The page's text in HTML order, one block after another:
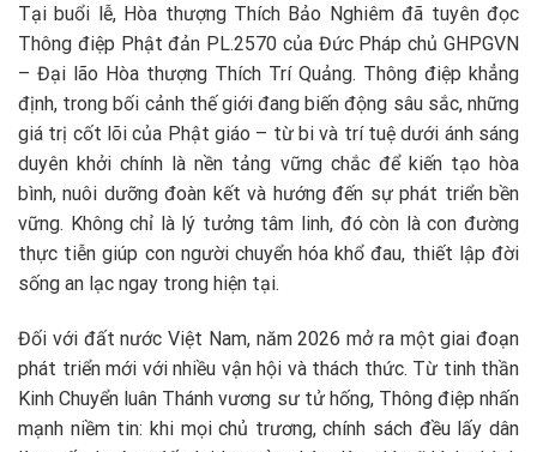
Tại buổi lễ, Hòa thượng Thích Bảo Nghiêm đã tuyên đọc
Thông điệp Phật đản PL.2570 của Đức Pháp chủ GHPGVN
– Đại lão Hòa thượng Thích Trí Quảng. Thông điệp khẳng
định, trong bối cảnh thế giới đang biến động sâu sắc, những
giá trị cốt lõi của Phật giáo – từ bi và trí tuệ dưới ánh sáng
duyên khởi chính là nền tảng vững chắc để kiến tạo hòa
bình, nuôi dưỡng đoàn kết và hướng đến sự phát triển bền
vững. Không chỉ là lý tưởng tâm linh, đó còn là con đường
thực tiễn giúp con người chuyển hóa khổ đau, thiết lập đời
sống an lạc ngay trong hiện tại.
Đối với đất nước Việt Nam, năm 2026 mở ra một giai đoạn
phát triển mới với nhiều vận hội và thách thức. Từ tinh thần
Kinh Chuyển luân Thánh vương sư tử hống, Thông điệp nhấn
mạnh niềm tin: khi mọi chủ trương, chính sách đều lấy dân